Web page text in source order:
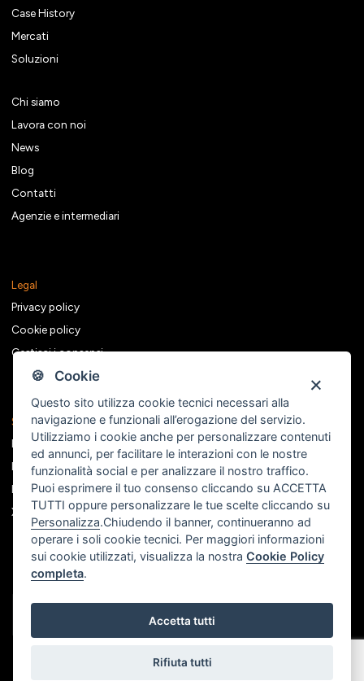
🍪 Cookie
Questo sito utilizza cookie tecnici necessari alla
navigazione e funzionali all’erogazione del servizio.
Utilizziamo i cookie anche per personalizzare contenuti
ed annunci, per facilitare le interazioni con le nostre
funzionalità social e per analizzare il nostro traffico.
Puoi esprimere il tuo consenso cliccando su ACCETTA
TUTTI oppure personalizzare le tue scelte cliccando su
Personalizza.Chiudendo il banner, continueranno ad
operare i soli cookie tecnici. Per maggiori informazioni
sui cookie utilizzati, visualizza la nostraCookie Policy
completa.
Accetta tutti
Rifiuta tutti
Case History
Mercati
Soluzioni
Chi siamo
Lavora con noi
News
Blog
Contatti
Agenzie e intermediari
Legal
Privacy policy
Cookie policy
Gestisci i consensi
Seguici sui social
Facebook
Instagram
Linkedin
X